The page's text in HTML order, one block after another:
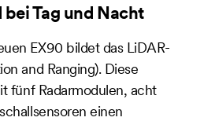
Tag und Nacht
EX90 bildet das LiDAR-
and Ranging). Diese
fünf Radarmodulen, acht
einen